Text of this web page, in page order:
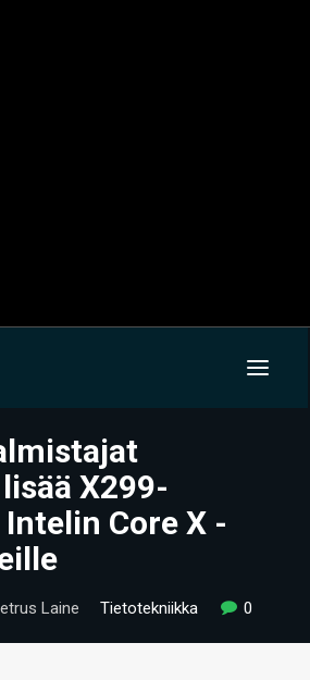
X299-
Core X -
Laine Tietotekniikka 0